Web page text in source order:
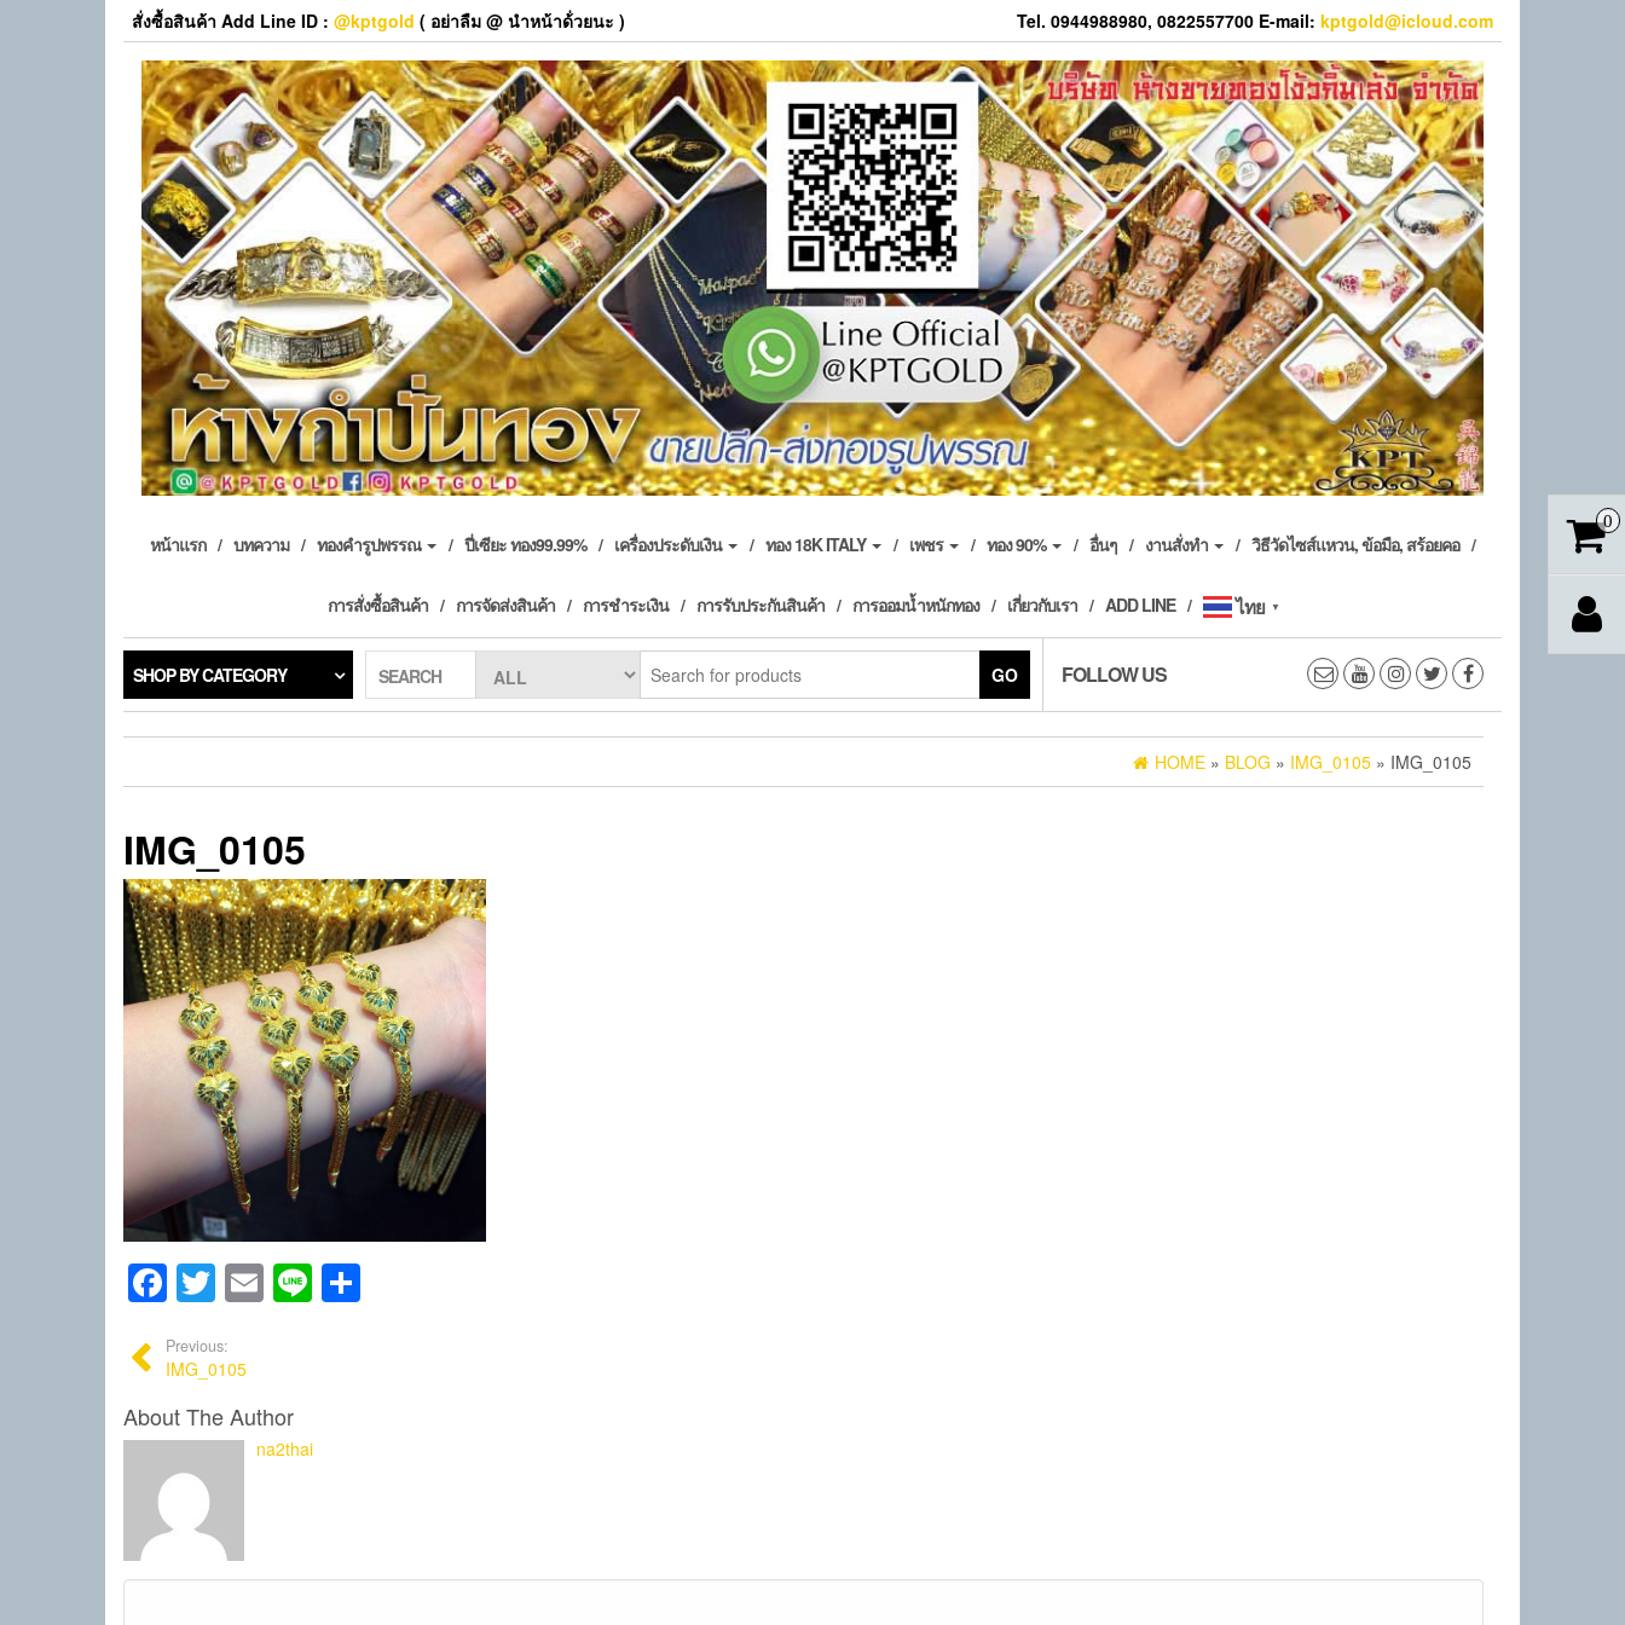
สั่งซื้อสินค้า Add Line ID : @kptgold ( อย่าลืม @ นำหน้าด้่วยนะ ) Tel. 0944988980, 0822557700 E-mail: kptgold@icloud.com
หน้าแรก บทความ ทองคำรูปพรรณ ปี่เซียะ ทอง99.99% เครื่องประดับเงิน ทอง 18K ITALY เพชร ทอง 90% อื่นๆ งานสั่งทำ วิธีวัดไซส์แหวน, ข้อมือ, สร้อยคอ
การสั่งซื้อสินค้า การจัดส่งสินค้า การชำระเงิน การรับประกันสินค้า การออมน้ำหนักทอง เกี่ยวกับเรา ADD LINE ไทย ▼
SHOP BY CATEGORY SEARCH GO FOLLOW US
HOME » BLOG » IMG_0105 » IMG_0105
IMG_0105
Facebook
Twitter
Email
Line
Previous:
IMG_0105
About The Author
na2thai
0